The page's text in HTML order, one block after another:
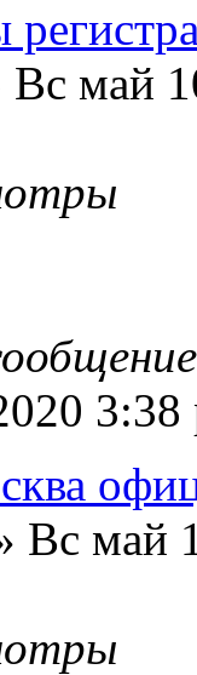
Вс май
3:38
Вс май